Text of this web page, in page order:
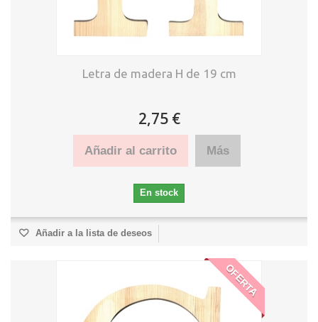
Letra de madera H de 19 cm
2,75 €
Añadir al carrito Más
En stock
Añadir a la lista de deseos
OFERTA